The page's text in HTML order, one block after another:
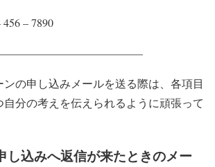
456 – 7890
の申し込みメールを送る際は、各項目
分の考えを伝えられるように頑張って
し込みへ返信が来たときのメー